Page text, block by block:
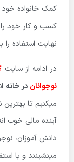
کمک خانواده خود
کسب و کار خود را
نهایت استفاده را
در ادامه از سایت
نوجوانان در خانه
میکنیم تا
آینده مالی خوب
دانش آموزان،
مینشینند و با